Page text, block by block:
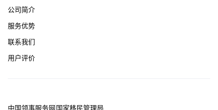
公司简介
服务优势
联系我们
用户评价
中国领事服务网国家移民管理局